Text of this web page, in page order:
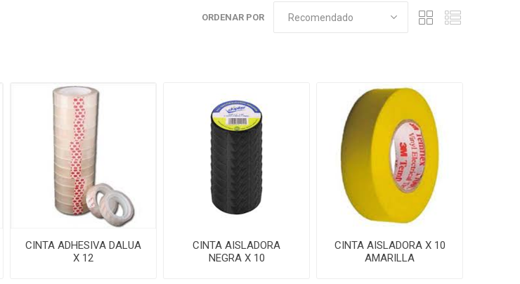
ORDENAR POR
CINTA ADHESIVA DALUA
X 12
CINTA AISLADORA
NEGRA X 10
CINTA AISLADORA X 10
AMARILLA